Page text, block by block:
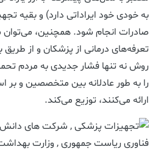
به خودی خود ایراداتی دارد) و بقیه
صادرات انجام شود. همچنین، می‌توان
تعرفه‌های درمانی از پزشکان و از طریق
روش نه تنها فشار جدیدی به مردم
را به طور عادلانه بین متخصصین و بر
ارائه می‌کنند، توزیع می‌کند.